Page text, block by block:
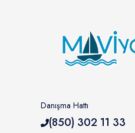
Danışma Hattı
(850) 302 11 33